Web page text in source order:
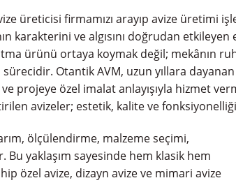
üreticisi firmamızı arayıp avize üretimi
karakterini ve algısını doğrudan
ürünü ortaya koymak değil; mekânın
Otantik AVM, uzun yıllara
projeye özel imalat anlayışıyla hizmet
avizeler; estetik, kalite ve
ölçülendirme, malzeme seçimi,
yaklaşım sayesinde hem klasik hem
özel avize, dizayn avize ve mimari avize